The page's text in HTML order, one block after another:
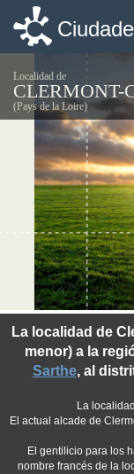
Localidad de
CLERMONT-
(Pays de la Loire)
La localidad de
menor) a la
Sarthe, al
La
El actual alcade de
El gentilicio para los
nombre francés de la